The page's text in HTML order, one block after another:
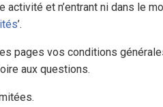
et n’entrant ni dans le
’.
pages vos conditions
aux questions.